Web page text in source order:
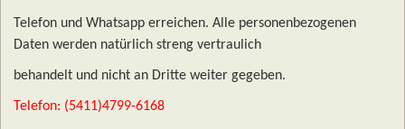
Telefon und Whatsapp erreichen. Alle personenbezogenen
Daten werden natürlich streng vertraulich
behandelt und nicht an Dritte weiter gegeben.
Telefon: (5411)4799-6168